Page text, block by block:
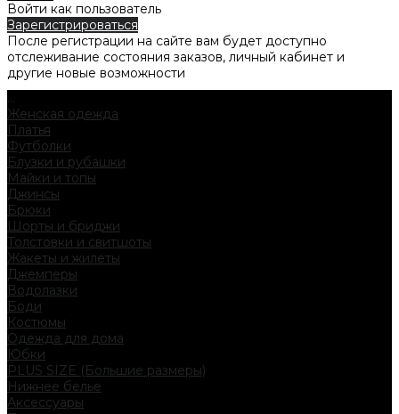
Войти как пользователь
Зарегистрироваться
После регистрации на сайте вам будет доступно
отслеживание состояния заказов, личный кабинет и
другие новые возможности
...
Женская одежда
Платья
Футболки
Блузки и рубашки
Майки и топы
Джинсы
Брюки
Шорты и бриджи
Толстовки и свитшоты
Жакеты и жилеты
Джемперы
Водолазки
Боди
Костюмы
Одежда для дома
Юбки
PLUS SIZE (Большие размеры)
Нижнее белье
Аксессуары